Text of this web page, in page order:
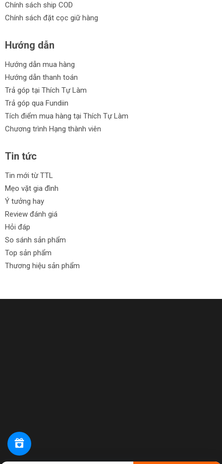
Chính sách ship COD
Chính sách đặt cọc giữ hàng
Hướng dẫn
Hướng dẫn mua hàng
Hướng dẫn thanh toán
Trả góp tại Thích Tự Làm
Trả góp qua Fundiin
Tích điểm mua hàng tại Thích Tự Làm
Chương trình Hạng thành viên
Tin tức
Tin mới từ TTL
Mẹo vặt gia đình
Ý tưởng hay
Review đánh giá
Hỏi đáp
So sánh sản phẩm
Top sản phẩm
Thương hiệu sản phẩm